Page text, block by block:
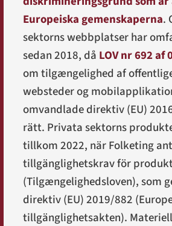
Europeiska gemenskaperna.
sektorns webbplatser har
sedan 2018, då LOV nr 692 af
om tilgængelighed af
websteder og
omvandlade direktiv (EU)
rätt. Privata sektorns
tillkom 2022, när Folketing
tillgänglighetskrav för
(Tilgængelighedsloven), som
direktiv (EU) 2019/882
tillgänglighetsakten).